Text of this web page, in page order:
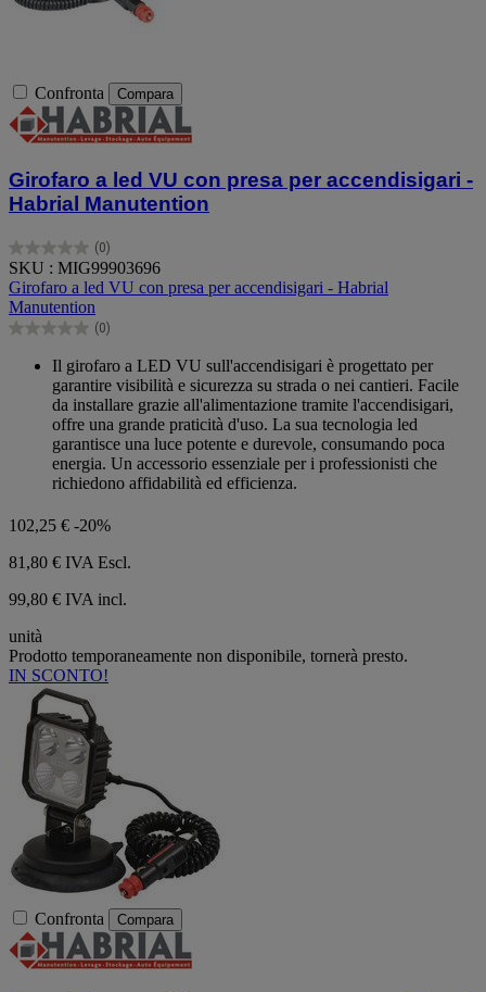
Confronta Compara
Girofaro a led VU con presa per accendisigari -
Habrial Manutention
(0)
0.0
su
5
stelle.
SKU : MIG99903696
Girofaro a led VU con presa per accendisigari - Habrial
Manutention
(0)
0.0
Il girofaro a LED VU sull'accendisigari è progettato per
garantire visibilità e sicurezza su strada o nei cantieri. Facile
da installare grazie all'alimentazione tramite l'accendisigari,
offre una grande praticità d'uso. La sua tecnologia led
garantisce una luce potente e durevole, consumando poca
energia. Un accessorio essenziale per i professionisti che
richiedono affidabilità ed efficienza.
102,25 € -20%
81,80 € IVA Escl.
99,80 € IVA incl.
unità
Prodotto temporaneamente non disponibile, tornerà presto.
IN SCONTO!
Confronta Compara